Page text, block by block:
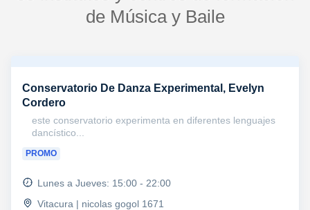
de Música y Baile
Conservatorio De Danza Experimental, Evelyn
Cordero
este conservatorio experimenta en diferentes lenguajes
dancístico...
PROMO
Lunes a Jueves: 15:00 - 22:00
Vitacura | nicolas gogol 1671